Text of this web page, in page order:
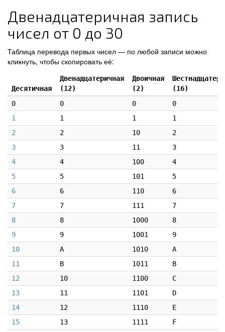
Двенадцатеричная запись
чисел от 0 до 30
Таблица перевода первых чисел — по любой записи можно
кликнуть, чтобы скопировать её:
Десятичная
Двенадцатеричная
(12)
Двоичная
(2)
(16)
0
0 0
0
1
1 1
1
2
2 10
2
3
3 11
3
4
4 100
4
5
5 101
5
6
6 110
6
7
7 111
7
8
8 1000
8
9
9 1001
9
10
A 1010
A
11
B 1011
B
12
10 1100
C
13
11 1101
D
14
12 1110
E
15
13 1111
F